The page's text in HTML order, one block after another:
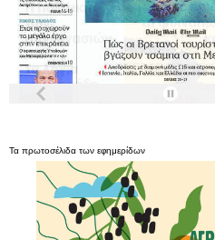
Τα πρωτοσέλιδα των εφημερίδων